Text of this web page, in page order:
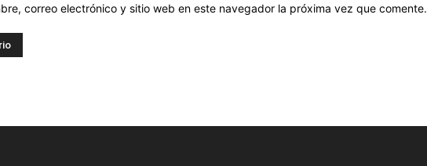
correo electrónico y sitio web en este navegador la próxima vez que comente.